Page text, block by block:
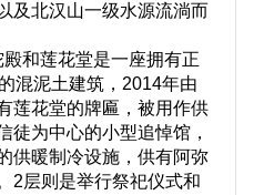
及北汉山一级水源流淌而
和莲花堂是一座拥有正
混泥土建筑，2014年由
莲花堂的牌匾，被用作供
徒为中心的小型追悼馆，
供暖制冷设施，供有阿弥
2层则是举行祭祀仪式和